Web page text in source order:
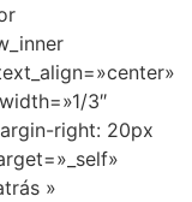
3″
right: 20px
»